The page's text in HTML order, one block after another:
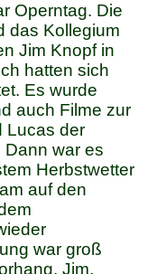
Operntag. Die
das Kollegium
Jim Knopf in
hatten sich
Es wurde
auch Filme zur
Lucas der
Dann war es
Herbstwetter
auf den
war groß
Jim,